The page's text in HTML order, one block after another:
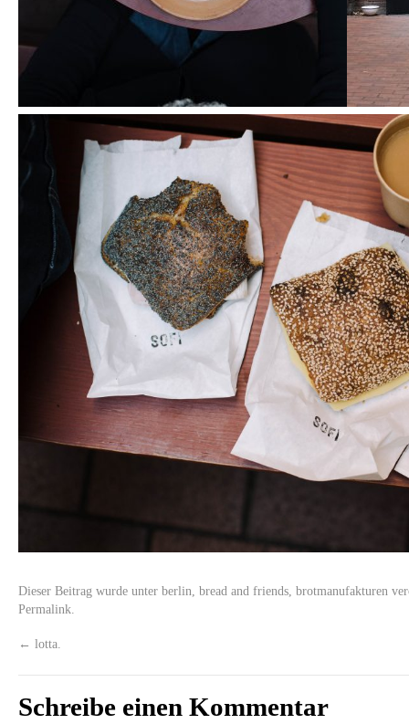
Dieser Beitrag wurde unter berlin, bread and friends, brotmanufakturen
Permalink.
← lotta.
Schreibe einen Kommentar